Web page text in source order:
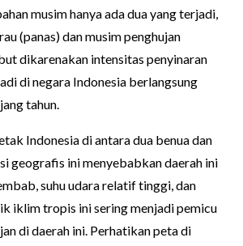
musim hanya ada dua yang terjadi,
(panas) dan musim penghujan
dikarenakan intensitas penyinaran
di negara Indonesia berlangsung
tahun.
Indonesia di antara dua benua dan
geografis ini menyebabkan daerah ini
suhu udara relatif tinggi, dan
iklim tropis ini sering menjadi pemicu
di daerah ini. Perhatikan peta di